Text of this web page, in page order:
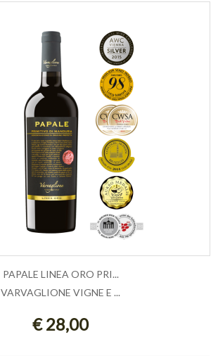
ESAURITO
PAPALE LINEA ORO PRI...
VARVAGLIONE VIGNE E ...
€ 28,00